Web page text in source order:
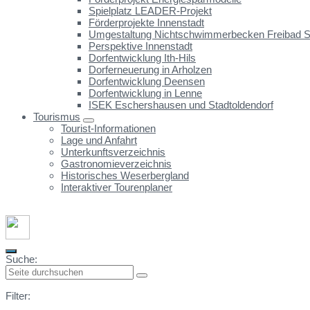
Spielplatz LEADER-Projekt
Förderprojekte Innenstadt
Umgestaltung Nichtschwimmerbecken Freibad
Perspektive Innenstadt
Dorfentwicklung Ith-Hils
Dorferneuerung in Arholzen
Dorfentwicklung Deensen
Dorfentwicklung in Lenne
ISEK Eschershausen und Stadtoldendorf
Tourismus
Tourist-Informationen
Lage und Anfahrt
Unterkunftsverzeichnis
Gastronomieverzeichnis
Historisches Weserbergland
Interaktiver Tourenplaner
Suche:
Filter: